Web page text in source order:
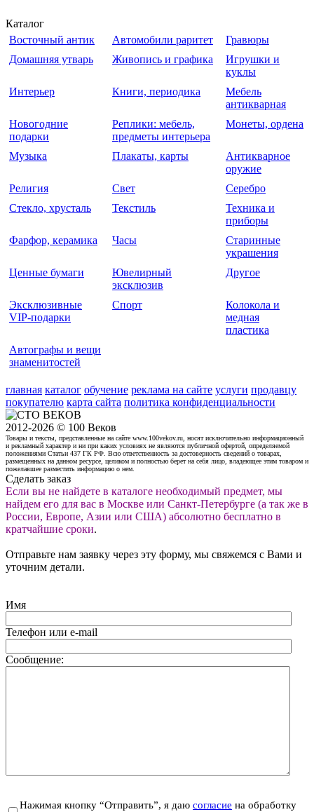
Каталог
Восточный антик
Автомобили раритет
Гравюры
Домашняя утварь
Живопись и графика
Игрушки и
куклы
Интерьер
Книги, периодика
Мебель
антикварная
Новогодние
подарки
Реплики: мебель,
предметы интерьера
Монеты, ордена
Музыка Плакаты, карты
Антикварное
оружие
Религия
Свет
Серебро
Стекло, хрусталь
Текстиль
Техника и
приборы
Фарфор, керамика
Часы
Старинные
украшения
Ценные бумаги
Ювелирный
эксклюзив
Другое
Эксклюзивные
VIP-подарки
Спорт
Колокола и
медная
пластика
Автографы и вещи
знаменитостей
главная каталог обучение реклама на сайте услуги продавцу
покупателю карта сайта политика конфиденциальности
2012-2026 © 100 Веков
Товары и тексты, представленные на сайте www.100vekov.ru, носят исключительно информационный
и рекламный характер и ни при каких условиях не являются публичной офертой, определяемой
положениями Статьи 437 ГК РФ. Всю ответственность за достоверность сведений о товарах,
размещенных на данном ресурсе, целиком и полностью берет на себя лицо, владеющее этим товаром и
пожелавшее разместить информацию о нем.
Сделать заказ
Если вы не найдете в каталоге необходимый предмет, мы
найдем его для вас в Москве или Санкт-Петербурге (а так же в
России, Европе, Азии или США) абсолютно бесплатно в
кратчайшие сроки.
Отправьте нам заявку через эту форму, мы свяжемся с Вами и
уточним детали.
Имя
Телефон или e-mail
Сообщение:
Нажимая кнопку “Отправить”, я даю согласие на обработку